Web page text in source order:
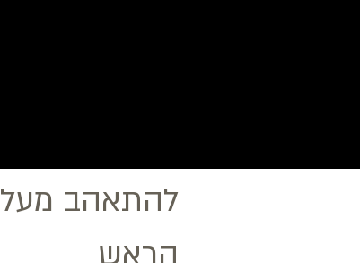
להתאהב מעל